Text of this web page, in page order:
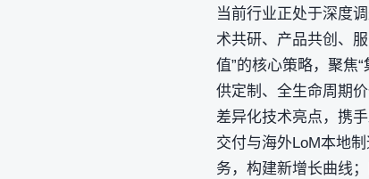
当前行业正处于深度
术共研、产品共创、
值”的核心策略，聚焦
供定制、全生命周期
差异化技术亮点，携
交付与海外LoM本地
务，构建新增长曲线